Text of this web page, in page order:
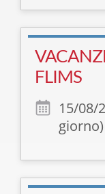
FLIMS
15/08/
giorno)